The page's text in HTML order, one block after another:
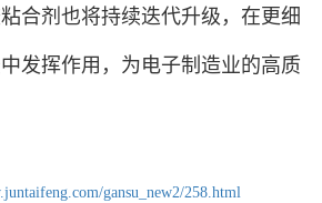
合剂也将持续迭代升级，在更细
发挥作用，为电子制造业的高质
gansu_new2/258.html